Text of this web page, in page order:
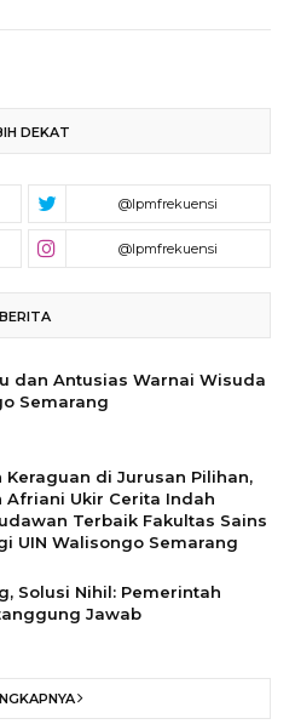
DEKAT
BERITA
dan Antusias Warnai Wisuda
Semarang
Keraguan di Jurusan Pilihan,
Afriani Ukir Cerita Indah
Terbaik Fakultas Sains
UIN Walisongo Semarang
Solusi Nihil: Pemerintah
Jawab